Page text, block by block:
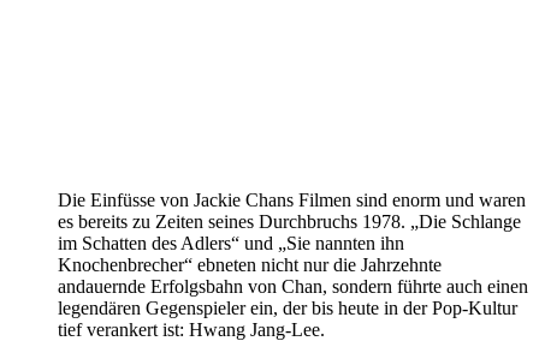
Die Einfüsse von Jackie Chans Filmen sind enorm und waren
es bereits zu Zeiten seines Durchbruchs 1978. „Die Schlange
im Schatten des Adlers“ und „Sie nannten ihn
Knochenbrecher“ ebneten nicht nur die Jahrzehnte
andauernde Erfolgsbahn von Chan, sondern führte auch einen
legendären Gegenspieler ein, der bis heute in der Pop-Kultur
tief verankert ist: Hwang Jang-Lee.